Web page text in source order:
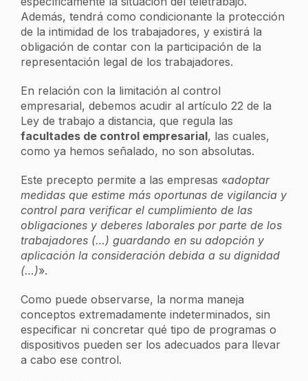
Además, tendrá como condicionante la protección
de la intimidad de los trabajadores, y existirá la
obligación de contar con la participación de la
representación legal de los trabajadores.
En relación con la limitación al control
empresarial, debemos acudir al artículo 22 de la
Ley de trabajo a distancia, que regula las
facultades de control empresarial, las cuales,
como ya hemos señalado, no son absolutas.
Este precepto permite a las empresas «adoptar
medidas que estime más oportunas de vigilancia y
control para verificar el cumplimiento de las
obligaciones y deberes laborales por parte de los
trabajadores (…) guardando en su adopción y
aplicación la consideración debida a su dignidad
(…)».
Como puede observarse, la norma maneja
conceptos extremadamente indeterminados, sin
especificar ni concretar qué tipo de programas o
dispositivos pueden ser los adecuados para llevar
a cabo ese control.